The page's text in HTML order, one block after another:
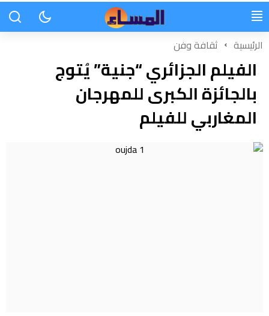
الرئيسية ثقافة وفن
الفيلم الجزائري “جنية” يُتوج
بالجائزة الكبرى للمهرجان
المغاربي للفيلم